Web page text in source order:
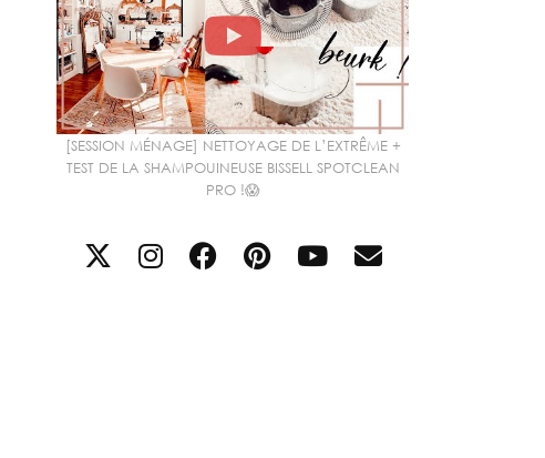
[SESSION MÉNAGE] NETTOYAGE DE L’EXTRÊME +
TEST DE LA SHAMPOUINEUSE BISSELL SPOTCLEAN
PRO !😱